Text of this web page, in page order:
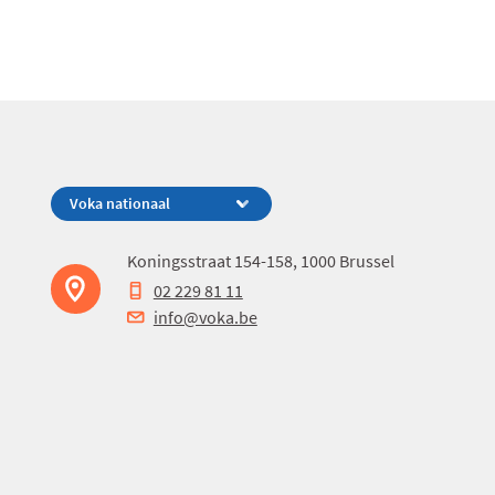
Koningsstraat 154-158, 1000 Brussel
02 229 81 11
info@voka.be